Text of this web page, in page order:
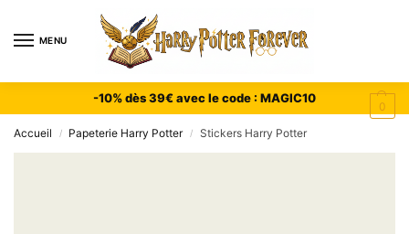
MENU
0
-10% dès 39€ avec le code : MAGIC10
Accueil / Papeterie Harry Potter / Stickers Harry Potter